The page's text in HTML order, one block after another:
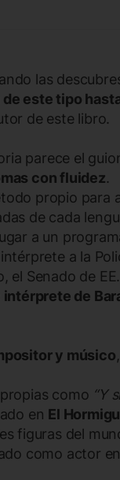
las
este tipo
de este libro.
parece el
con fluidez.
propio para
de cada
a un
a la
el Senado de
intérprete de
y músico
como “Y
en El
figuras del
como actor